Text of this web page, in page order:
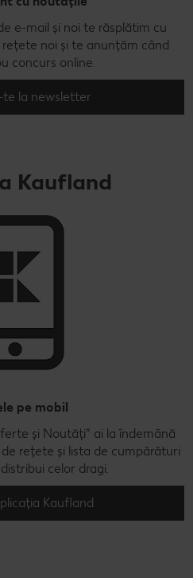
e-mail și noi te răsplătim cu
noi și te anunțăm când
concurs online.
la newsletter
Kaufland
pe mobil
și Noutăți” ai la îndemână
rețete și lista de cumpărături
celor dragi.
Kaufland